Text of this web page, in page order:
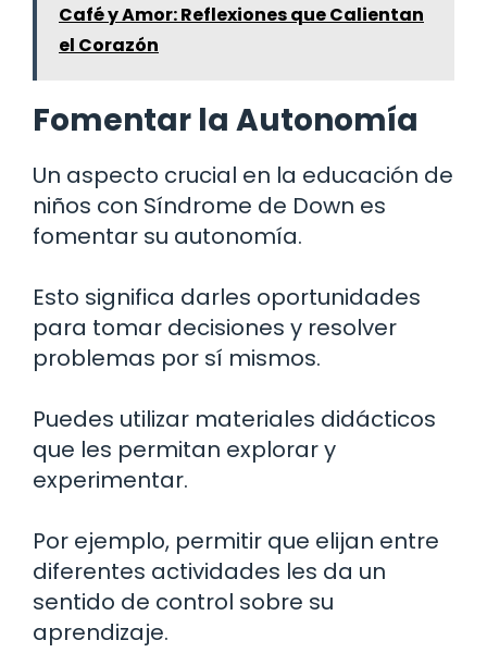
Café y Amor: Reflexiones que Calientan
el Corazón
Fomentar la Autonomía
Un aspecto crucial en la educación de
niños con Síndrome de Down es
fomentar su autonomía.
Esto significa darles oportunidades
para tomar decisiones y resolver
problemas por sí mismos.
Puedes utilizar materiales didácticos
que les permitan explorar y
experimentar.
Por ejemplo, permitir que elijan entre
diferentes actividades les da un
sentido de control sobre su
aprendizaje.